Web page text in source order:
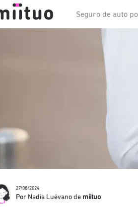
Seguro de auto
27/08/2024
Por Nadia Luévano de miituo